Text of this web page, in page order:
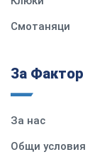
Смотаняци
За Фактор
За нас
Общи условия